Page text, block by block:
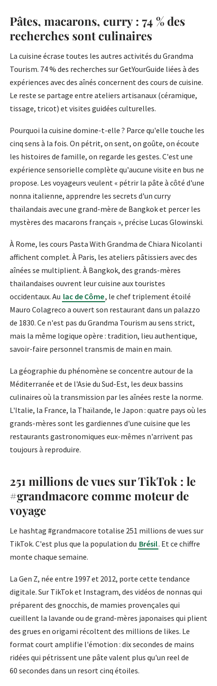
Pâtes, macarons, curry : 74 % des
recherches sont culinaires
La cuisine écrase toutes les autres activités du Grandma
Tourism. 74 % des recherches sur GetYourGuide liées à des
expériences avec des aînés concernent des cours de cuisine.
Le reste se partage entre ateliers artisanaux (céramique,
tissage, tricot) et visites guidées culturelles.
Pourquoi la cuisine domine-t-elle ? Parce qu'elle touche les
cinq sens à la fois. On pétrit, on sent, on goûte, on écoute
les histoires de famille, on regarde les gestes. C'est une
expérience sensorielle complète qu'aucune visite en bus ne
propose. Les voyageurs veulent « pétrir la pâte à côté d'une
nonna italienne, apprendre les secrets d'un curry
thaïlandais avec une grand-mère de Bangkok et percer les
mystères des macarons français », précise Lucas Glowinski.
À Rome, les cours Pasta With Grandma de Chiara Nicolanti
affichent complet. À Paris, les ateliers pâtissiers avec des
aînées se multiplient. À Bangkok, des grands-mères
thaïlandaises ouvrent leur cuisine aux touristes
occidentaux. Au lac de Côme, le chef triplement étoilé
Mauro Colagreco a ouvert son restaurant dans un palazzo
de 1830. Ce n'est pas du Grandma Tourism au sens strict,
mais la même logique opère : tradition, lieu authentique,
savoir-faire personnel transmis de main en main.
La géographie du phénomène se concentre autour de la
Méditerranée et de l'Asie du Sud-Est, les deux bassins
culinaires où la transmission par les aînées reste la norme.
L'Italie, la France, la Thaïlande, le Japon : quatre pays où les
grands-mères sont les gardiennes d'une cuisine que les
restaurants gastronomiques eux-mêmes n'arrivent pas
toujours à reproduire.
251 millions de vues sur TikTok : le
#grandmacore comme moteur de
voyage
Le hashtag #grandmacore totalise 251 millions de vues sur
TikTok. C'est plus que la population du Brésil. Et ce chiffre
monte chaque semaine.
La Gen Z, née entre 1997 et 2012, porte cette tendance
digitale. Sur TikTok et Instagram, des vidéos de nonnas qui
préparent des gnocchis, de mamies provençales qui
cueillent la lavande ou de grand-mères japonaises qui plient
des grues en origami récoltent des millions de likes. Le
format court amplifie l'émotion : dix secondes de mains
ridées qui pétrissent une pâte valent plus qu'un reel de
60 secondes dans un resort cinq étoiles.